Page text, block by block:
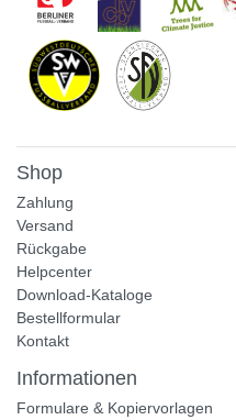
Shop
Zahlung
Versand
Rückgabe
Helpcenter
Download-Kataloge
Bestellformular
Kontakt
Informationen
Formulare & Kopiervorlagen